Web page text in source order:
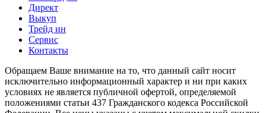
Директ
Выкуп
Трейд ин
Сервис
Контакты
Обращаем Ваше внимание на то, что данный сайт носит
исключительно информационный характер и ни при каких
условиях не является публичной офертой, определяемой
положениями статьи 437 Гражданского кодекса Российской